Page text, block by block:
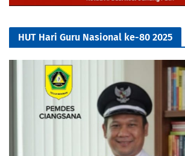
HUT Hari Guru Nasional ke-80 2025